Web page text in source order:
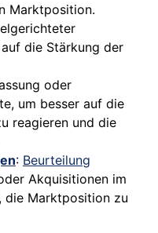
Marktposition.
die Stärkung der
oder
um besser auf die
reagieren und die
: Beurteilung
Akquisitionen im
die Marktposition zu